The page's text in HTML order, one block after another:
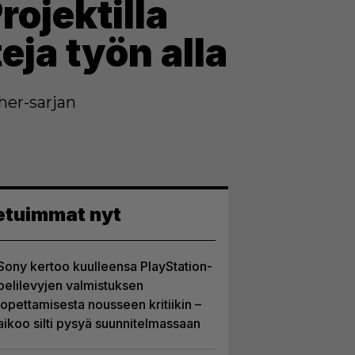
työn alla
sarjan
nyt
kertoo kuulleensa PlayStation-
valmistuksen
nousseen kritiikin –
silti pysyä suunnitelmassaan